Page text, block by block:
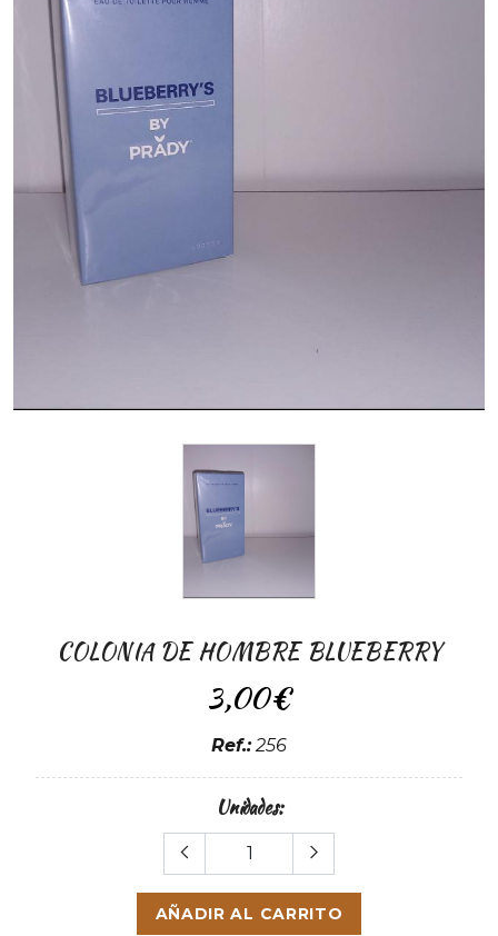
COLONIA DE HOMBRE BLUEBERRY
3,00€
Ref.: 256
Unidades:
AÑADIR AL CARRITO